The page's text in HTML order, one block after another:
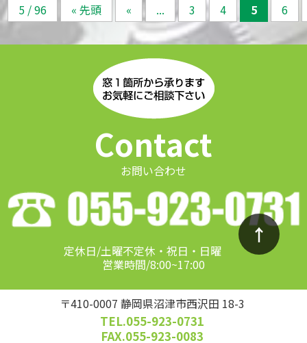
5 / 96 « 先頭 « ... 3 4 5 6
Contact
お問い合わせ
定休日/土曜不定休・祝日・日曜
営業時間/8:00~17:00
〒410-0007 静岡県沼津市西沢田 18-3
TEL.055-923-0731
FAX.055-923-0083
↑